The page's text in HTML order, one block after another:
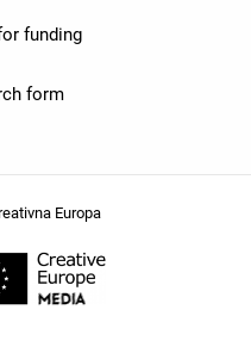
funding
form
Europa